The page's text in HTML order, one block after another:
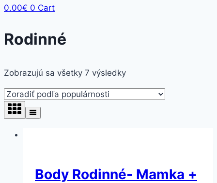
0.00€ 0 Cart
Rodinné
Zobrazujú sa všetky 7 výsledky
Body Rodinné- Mamka +